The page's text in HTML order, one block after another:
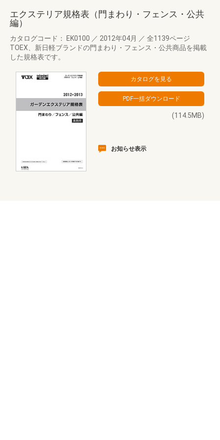
エクステリア規格表（門まわり・フェンス・公共
編）
カタログコード： EK0100 ／ 2012年04月 ／ 全1139ページ
TOEX、新日軽ブランドの門まわり・フェンス・公共商品を掲載
した規格表です。
(114.5MB)
お知らせ表示